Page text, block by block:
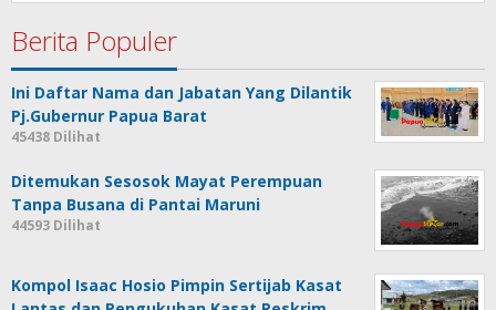
Berita Populer
Ini Daftar Nama dan Jabatan Yang Dilantik
Pj.Gubernur Papua Barat
45438 Dilihat
Ditemukan Sesosok Mayat Perempuan
Tanpa Busana di Pantai Maruni
44593 Dilihat
Kompol Isaac Hosio Pimpin Sertijab Kasat